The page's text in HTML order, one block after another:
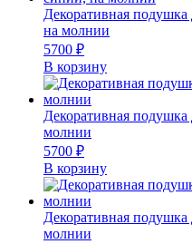
Декоративная
на молнии
5700 ₽
В корзину
Декоративная подушка
молнии
5700 ₽
В корзину
Декоративная подушка
молнии